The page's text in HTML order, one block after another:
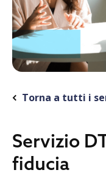
Torna a tutti i
Servizio
fiducia